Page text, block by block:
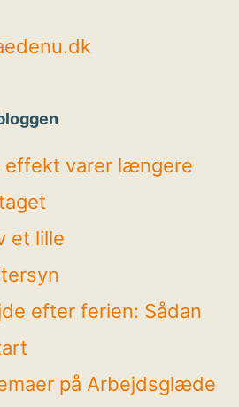
effekt varer længere
et lille
efter ferien: Sådan
på Arbejdsglæde